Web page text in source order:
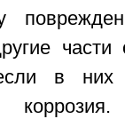
части
в них